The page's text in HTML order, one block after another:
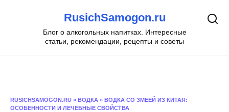
содержанию
RusichSamogon.ru
Блог о алкогольных напитках. Интересные
статьи, рекомендации, рецепты и советы
RUSICHSAMOGON.RU » ВОДКА » ВОДКА СО ЗМЕЕЙ ИЗ КИТАЯ:
ОСОБЕННОСТИ И ЛЕЧЕБНЫЕ СВОЙСТВА